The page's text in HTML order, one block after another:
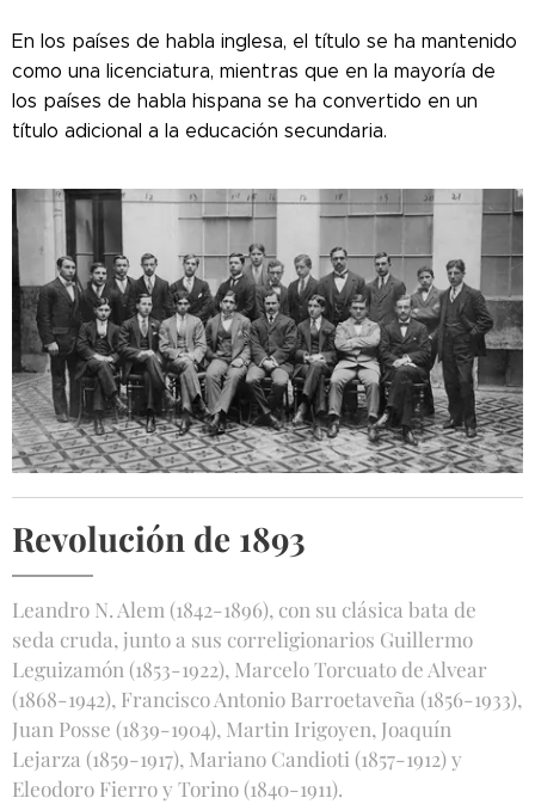
En los países de habla inglesa, el título se ha mantenido
como una licenciatura, mientras que en la mayoría de
los países de habla hispana se ha convertido en un
título adicional a la educación secundaria.
Revolución de 1893
Leandro N. Alem (1842-1896), con su clásica bata de
seda cruda, junto a sus correligionarios Guillermo
Leguizamón (1853-1922), Marcelo Torcuato de Alvear
(1868-1942), Francisco Antonio Barroetaveña (1856-1933),
Juan Posse (1839-1904), Martin Irigoyen, Joaquín
Lejarza (1859-1917), Mariano Candioti (1857-1912) y
Eleodoro Fierro y Torino (1840-1911).